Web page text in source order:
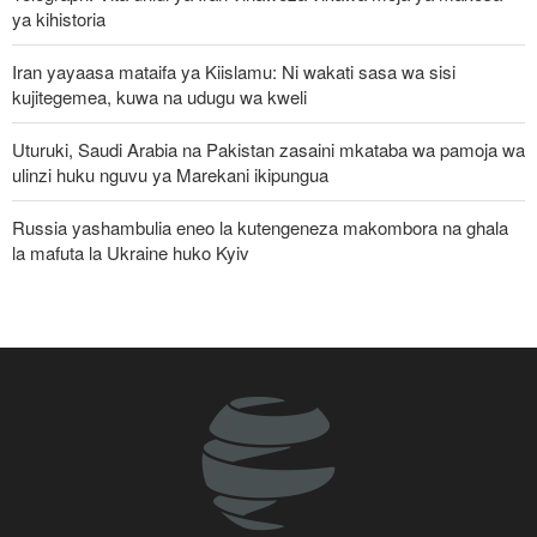
ya kihistoria
Iran yayaasa mataifa ya Kiislamu: Ni wakati sasa wa sisi
kujitegemea, kuwa na udugu wa kweli
Uturuki, Saudi Arabia na Pakistan zasaini mkataba wa pamoja wa
ulinzi huku nguvu ya Marekani ikipungua
Russia yashambulia eneo la kutengeneza makombora na ghala
la mafuta la Ukraine huko Kyiv
lazima viondoke Asia Magharibi, ahimiza ushirikiano wa kikanda
Pezeshkian akumbuka mashambulizi ya mabomu ya atomiki
huko Hiroshima na Nagasaki, asema mtazamo uleule bado